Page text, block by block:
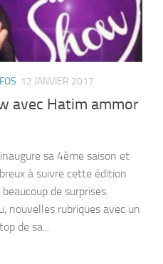
12 JANVIER 2017
avec Hatim ammor
sa 4ème saison et
à suivre cette édition
de surprises.
nouvelles rubriques avec un
de sa...